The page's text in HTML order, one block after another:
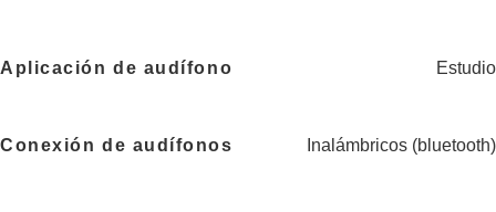
Aplicación de audífono Estudio
Conexión de audífonos Inalámbricos (bluetooth)